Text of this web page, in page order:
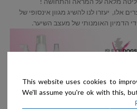
אלו, יעזרו לנו להשיג מגוון אינסופי של
הדמיון האומנותי של מעצב השיער.
This website uses cookies to
We'll assume you're ok with this,